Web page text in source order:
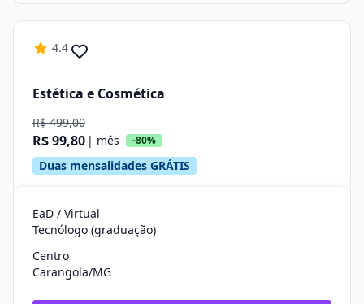
4.4
Estética e Cosmética
R$ 499,00
R$ 99,80 | mês -80%
Duas mensalidades GRÁTIS
EaD / Virtual
Tecnólogo (graduação)
Centro
Carangola/MG